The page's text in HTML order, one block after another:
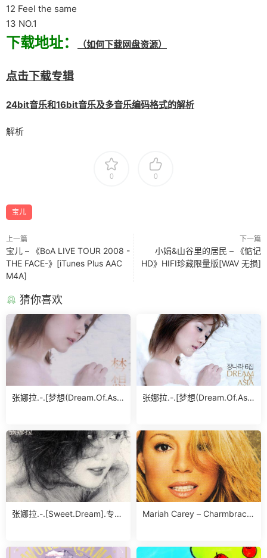
12 Feel the same
13 NO.1
下载地址： （如何下载网盘资源）
点击下载专辑
24bit音乐和16bit音乐及多音乐编码格式的解析
解析
0 0
宝儿
上一篇
宝儿 – 《BoA LIVE TOUR 2008 -
THE FACE-》[iTunes Plus AAC
M4A]
下一篇
小娟&山谷里的居民 – 《惦记
HD》HIFI珍藏限量版[WAV 无损]
猜你喜欢
张娜拉.-.[梦想(Dream.Of.Asi
张娜拉.-.[梦想(Dream.Of.Asi
张娜拉.-.[Sweet.Dream].专
Mariah Carey – Charmbracel